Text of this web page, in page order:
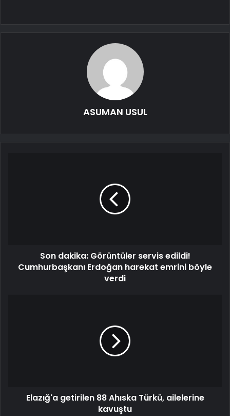
ASUMAN USUL
Son dakika: Görüntüler servis edildi!
Cumhurbaşkanı Erdoğan harekat emrini böyle
verdi
Elazığ'a getirilen 88 Ahıska Türkü, ailelerine
kavuştu